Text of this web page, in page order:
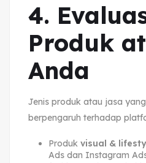
4.
Produk
Anda
Jenis produk atau jasa
berpengaruh terhadap
Produk visual &
Ads dan Instagram